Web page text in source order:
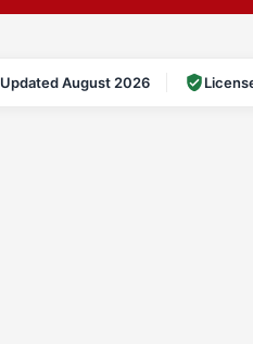
Updated August 2026